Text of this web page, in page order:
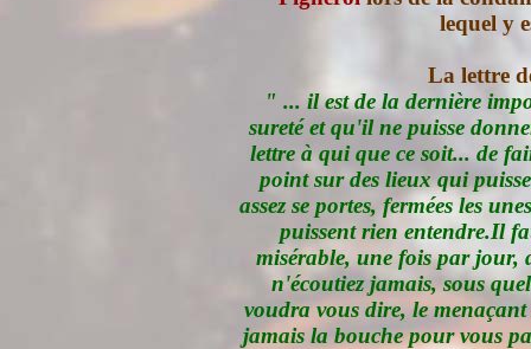
lequel y
La lettre
" ... il est de la dernière
sureté et qu'il ne puisse
lettre à qui que ce soit... de
point sur des lieux qui
assez se portes, fermées les
puissent rien entendre.Il
misérable, une fois par jour,
n'écoutiez jamais, sous
voudra vous dire, le
jamais la bouche pour vous